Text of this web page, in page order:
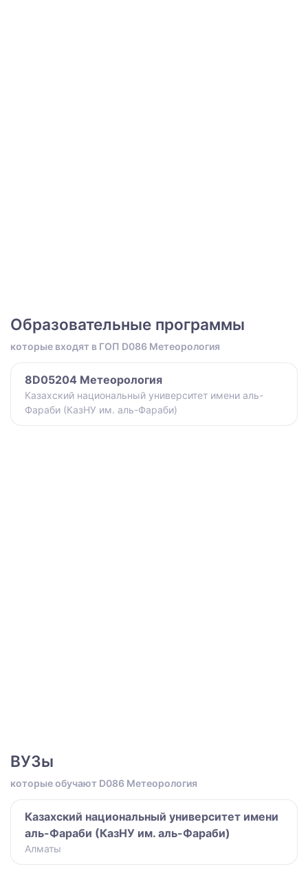
Образовательные программы
которые входят в ГОП D086 Метеорология
8D05204 Метеорология
Казахский национальный университет имени аль-
Фараби (КазНУ им. аль-Фараби)
ВУЗы
которые обучают D086 Метеорология
Казахский национальный университет имени
аль-Фараби (КазНУ им. аль-Фараби)
Алматы